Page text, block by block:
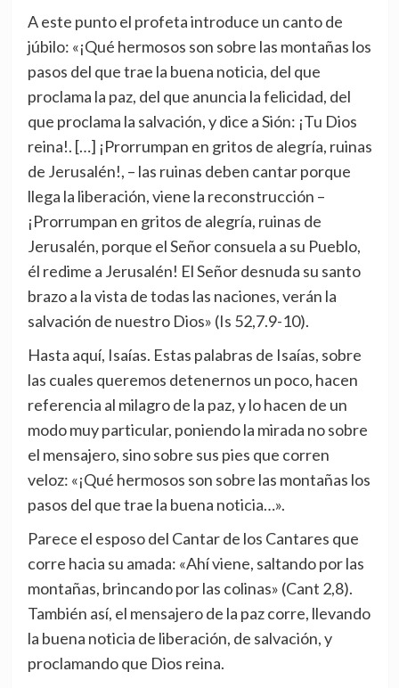
A este punto el profeta introduce un canto de
júbilo: «¡Qué hermosos son sobre las montañas los
pasos del que trae la buena noticia, del que
proclama la paz, del que anuncia la felicidad, del
que proclama la salvación, y dice a Sión: ¡Tu Dios
reina!. […] ¡Prorrumpan en gritos de alegría, ruinas
de Jerusalén!, – las ruinas deben cantar porque
llega la liberación, viene la reconstrucción –
¡Prorrumpan en gritos de alegría, ruinas de
Jerusalén, porque el Señor consuela a su Pueblo,
él redime a Jerusalén! El Señor desnuda su santo
brazo a la vista de todas las naciones, verán la
salvación de nuestro Dios» (Is 52,7.9-10).
Hasta aquí, Isaías. Estas palabras de Isaías, sobre
las cuales queremos detenernos un poco, hacen
referencia al milagro de la paz, y lo hacen de un
modo muy particular, poniendo la mirada no sobre
el mensajero, sino sobre sus pies que corren
veloz: «¡Qué hermosos son sobre las montañas los
pasos del que trae la buena noticia…».
Parece el esposo del Cantar de los Cantares que
corre hacia su amada: «Ahí viene, saltando por las
montañas, brincando por las colinas» (Cant 2,8).
También así, el mensajero de la paz corre, llevando
la buena noticia de liberación, de salvación, y
proclamando que Dios reina.